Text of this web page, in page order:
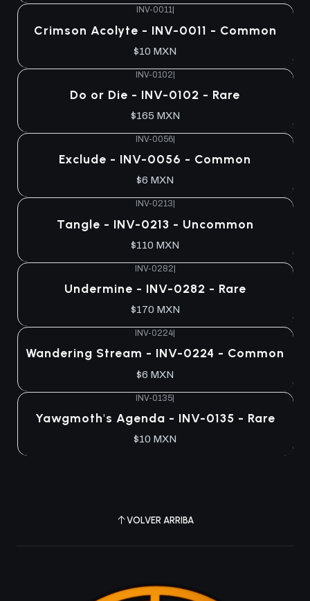
INV-0011|
Crimson Acolyte - INV-0011 - Common
$10 MXN
INV-0102|
Do or Die - INV-0102 - Rare
$165 MXN
INV-0056|
Exclude - INV-0056 - Common
$6 MXN
INV-0213
Tangle - INV-0213 - Uncommon
$110 MXN
INV-0282|
Undermine - INV-0282 - Rare
$170 MXN
INV-0224
Wandering Stream - INV-0224 - Common
$6 MXN
INV-0135|
Yawgmoth's Agenda - INV-0135 - Rare
$10 MXN
VOLVER ARRIBA